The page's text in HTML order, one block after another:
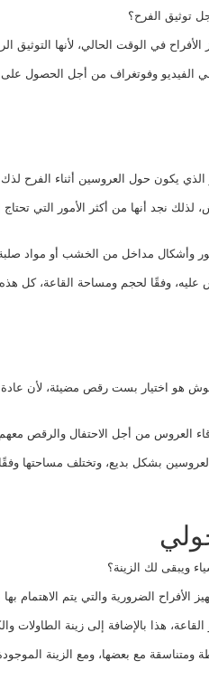
توثيق الفرح؟
في الوقت الحالي، لأنها التوثيق
الفيديو وفوتغراف من أجل الحصول على
يكون حول العروسين أثناء الفرح لذك
لذلك نجد أنها من أكثر الأمور التي
وأشكال مداخل من الخشب أو مواد
وفقًا لحجم ومساحة القاعة، كل هذه
هو اختيار بست رقص مضيئة، لأن
العروس من أجل الاحتفال والرقص
بشكل بديع، وتختلف مساحتها
ويبقى لك الزينة؟
الضرورية والتي يتم الاهتمام بها
هذا بالإضافة إلى زينة الطاولات
ومتناسقة مع بعضها، ومع الزينة